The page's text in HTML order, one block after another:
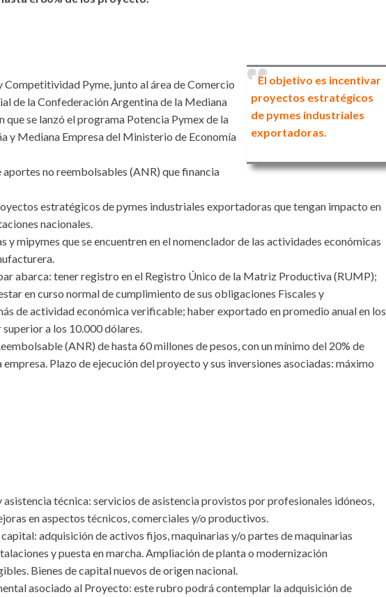
El objetivo es incentivar
proyectos estratégicos
de pymes industriales
exportadoras.
Competitividad Pyme, junto al área de Comercio
de la Confederación Argentina de la Mediana
que se lanzó el programa Potencia Pymex de la
y Mediana Empresa del Ministerio de Economía
aportes no reembolsables (ANR) que financia
estratégicos de pymes industriales exportadoras que tengan impacto en
nacionales.
y mipymes que se encuentren en el nomenclador de las actividades económicas
abarca: tener registro en el Registro Único de la Matriz Productiva (RUMP);
en curso normal de cumplimiento de sus obligaciones Fiscales y
de actividad económica verificable; haber exportado en promedio anual en los
a los 10.000 dólares.
(ANR) de hasta 60 millones de pesos, con un mínimo del 20% de
Plazo de ejecución del proyecto y sus inversiones asociadas: máximo
asistencia técnica: servicios de asistencia provistos por profesionales idóneos,
en aspectos técnicos, comerciales y/o productivos.
adquisición de activos fijos, maquinarias y/o partes de maquinarias
y puesta en marcha. Ampliación de planta o modernización
Bienes de capital nuevos de origen nacional.
asociado al Proyecto: este rubro podrá contemplar la adquisición de